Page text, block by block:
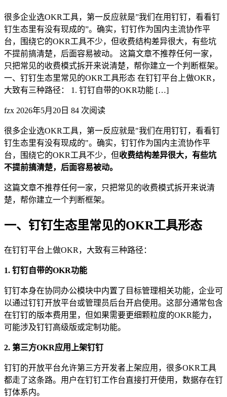
很多企业选OKR工具，第一反应就是”我们在用钉钉，看看钉
钉生态里有没有现成的”。确实，钉钉作为国内主流协作平
台，围绕它的OKR工具不少，但收费结构差异很大，有些坑
不提前搞清楚，后面容易被动。 这篇文章不推荐任何一家，
只把常见的收费模式拆开来说清楚，帮你建立一个判断框架。
一、钉钉生态里常见的OKR工具形态 在钉钉平台上做OKR，
大致有三种路径： 1. 钉钉自带的OKR功能 […]
fzx 2026年5月20日 84 次阅读
很多企业选OKR工具，第一反应就是"我们在用钉钉，看看钉
钉生态里有没有现成的"。确实，钉钉作为国内主流协作平
台，围绕它的OKR工具不少，但收费结构差异很大，有些坑
不提前搞清楚，后面容易被动。
这篇文章不推荐任何一家，只把常见的收费模式拆开来说清
楚，帮你建立一个判断框架。
一、钉钉生态里常见的OKR工具形态
在钉钉平台上做OKR，大致有三种路径：
1. 钉钉自带的OKR功能
钉钉本身在协同办公模块中内置了目标管理相关功能，企业可
以通过钉钉开放平台或管理员后台开启使用。这部分通常包含
在钉钉的版本费用里，但如果需要更细颗粒度的OKR能力，
可能涉及钉钉高级版或定制功能。
2. 第三方OKR应用上架钉钉
钉钉的开放平台允许第三方开发者上架应用，很多OKR工具
都走了这条路。用户在钉钉工作台直接打开使用，数据存在钉
钉体系内。